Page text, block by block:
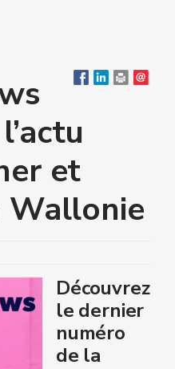
et
Wallonie
Découvrez
le dernier
numéro
de la